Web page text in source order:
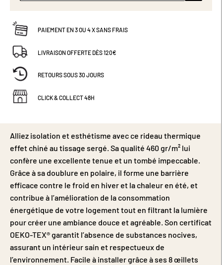
PAIEMENT EN 3 OU 4 X SANS FRAIS
LIVRAISON OFFERTE DÈS 120€
RETOURS SOUS 30 JOURS
CLICK & COLLECT 48H
Alliez isolation et esthétisme avec ce rideau thermique
effet chiné au tissage sergé. Sa qualité 460 gr/m² lui
confère une excellente tenue et un tombé impeccable.
Grâce à sa doublure en polaire, il forme une barrière
efficace contre le froid en hiver et la chaleur en été, et
contribue à l’amélioration de la consommation
énergétique de votre logement tout en filtrant la lumière
pour créer une ambiance douce et agréable. Son certificat
OEKO-TEX® garantit l’absence de substances nocives,
assurant un intérieur sain et respectueux de
l’environnement. Facile à installer grâce à ses 8 œillets